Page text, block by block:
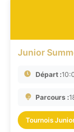
Junior
Départ :
Parcours :
Tournois